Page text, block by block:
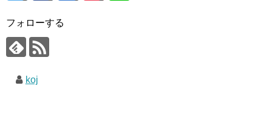
フォローする
koj